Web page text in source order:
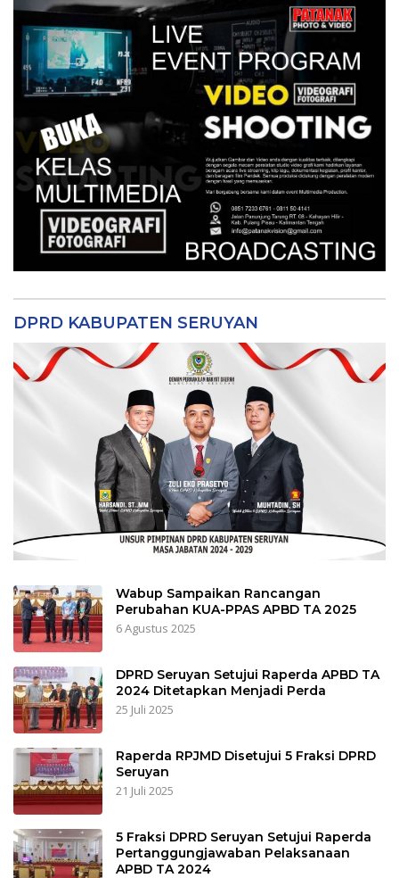
DPRD KABUPATEN SERUYAN
Wabup Sampaikan Rancangan
Perubahan KUA-PPAS APBD TA 2025
6 Agustus 2025
DPRD Seruyan Setujui Raperda APBD TA
2024 Ditetapkan Menjadi Perda
25 Juli 2025
Raperda RPJMD Disetujui 5 Fraksi DPRD
Seruyan
21 Juli 2025
5 Fraksi DPRD Seruyan Setujui Raperda
Pertanggungjawaban Pelaksanaan
APBD TA 2024